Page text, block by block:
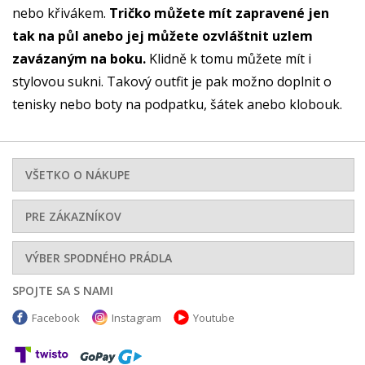
nebo křivákem. Tričko můžete mít zapravené jen
tak na půl anebo jej můžete ozvláštnit uzlem
zavázaným na boku. Klidně k tomu můžete mít i
stylovou sukni. Takový outfit je pak možno doplnit o
tenisky nebo boty na podpatku, šátek anebo klobouk.
VŠETKO O NÁKUPE
PRE ZÁKAZNÍKOV
VÝBER SPODNÉHO PRÁDLA
SPOJTE SA S NAMI
Facebook Instagram Youtube